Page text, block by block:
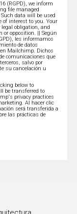
(RGPD), we inform
file managed
data will be used
interest to you. Your
obligation, and
or opposition. || Según
les informamos
de datos
Mailchimp. Dichos
comunicaciones que
salvo por
su cancelación u
below to
be transferred to
privacy practices
Al hacer clic
será transferida a
las prácticas de